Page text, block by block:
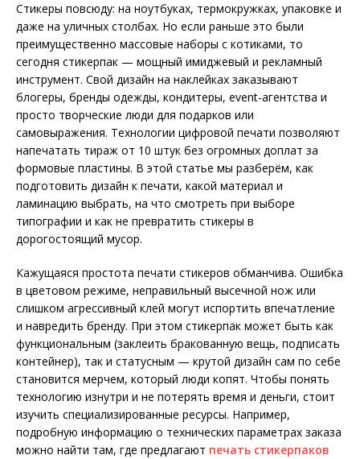
Стикеры повсюду: на ноутбуках, термокружках, упаковке и
даже на уличных столбах. Но если раньше это были
преимущественно массовые наборы с котиками, то
сегодня стикерпак — мощный имиджевый и рекламный
инструмент. Свой дизайн на наклейках заказывают
блогеры, бренды одежды, кондитеры, event-агентства и
просто творческие люди для подарков или
самовыражения. Технологии цифровой печати позволяют
напечатать тираж от 10 штук без огромных доплат за
формовые пластины. В этой статье мы разберём, как
подготовить дизайн к печати, какой материал и
ламинацию выбрать, на что смотреть при выборе
типографии и как не превратить стикеры в
дорогостоящий мусор.
Кажущаяся простота печати стикеров обманчива. Ошибка
в цветовом режиме, неправильный высечной нож или
слишком агрессивный клей могут испортить впечатление
и навредить бренду. При этом стикерпак может быть как
функциональным (заклеить бракованную вещь, подписать
контейнер), так и статусным — крутой дизайн сам по себе
становится мерчем, который люди копят. Чтобы понять
технологию изнутри и не потерять время и деньги, стоит
изучить специализированные ресурсы. Например,
подробную информацию о технических параметрах заказа
можно найти там, где предлагают печать стикерпаков